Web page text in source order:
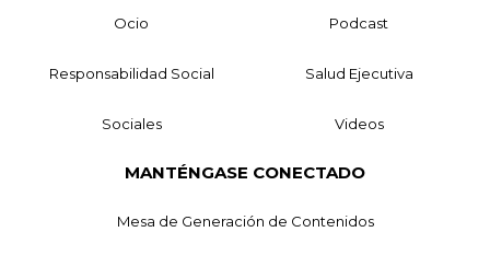
Ocio Podcast
Responsabilidad Social Salud Ejecutiva
Sociales Videos
MANTÉNGASE CONECTADO
Mesa de Generación de Contenidos